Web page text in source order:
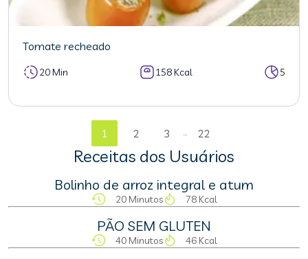
Tomate recheado
20 Min 158 Kcal 5
1 2 3 ... 22
Receitas dos Usuários
Bolinho de arroz integral e atum
20 Minutos 78 Kcal
PÃO SEM GLUTEN
40 Minutos 46 Kcal